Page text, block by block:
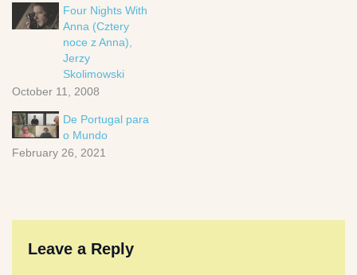
Four Nights With
Anna (Cztery
noce z Anna),
Jerzy
Skolimowski
October 11, 2008
De Portugal para
o Mundo
February 26, 2021
Leave a Reply